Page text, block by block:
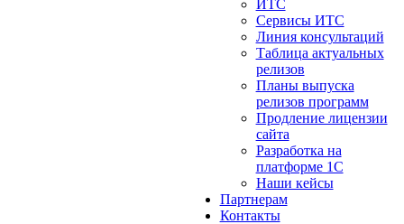
ИТС
Сервисы ИТС
Линия консультаций
Таблица актуальных
релизов
Планы выпуска
релизов программ
Продление лицензии
сайта
Разработка на
платформе 1С
Наши кейсы
Партнерам
Контакты